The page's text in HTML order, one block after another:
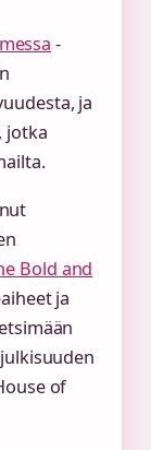
-
ja
jotka
Bold and
ja
of